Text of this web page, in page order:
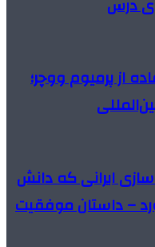
از پرمیوم ووچر؛
ایرانی که دانش
– داستان موفقیت